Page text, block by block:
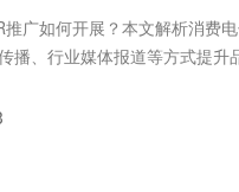
推广如何开展？本文解析消费
播、行业媒体报道等方式提升